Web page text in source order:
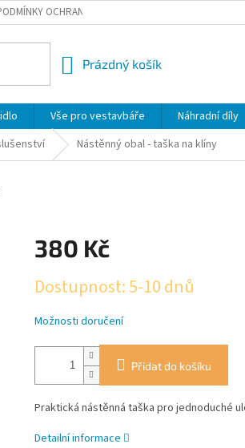
OCHRANY OSOBNÍCH ÚDAJŮ
NÁKUPNÍ
Prázdný košík
Vše pro vestavbáře
Náhradní díly
Nástěnný obal - taška na klíny
380 Kč
cena:
Dostupnost: 5-10 dnů
Možnosti doručení
Přidat do košíku
Praktická nástěnná taška pro jednoduché
Detailní informace